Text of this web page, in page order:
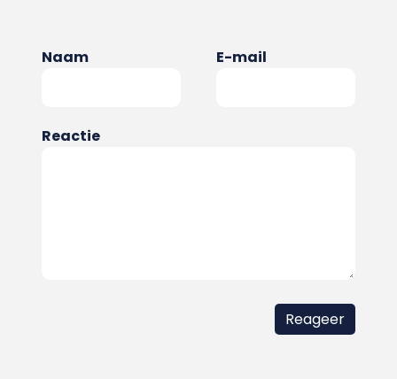
Naam E-mail
Reactie